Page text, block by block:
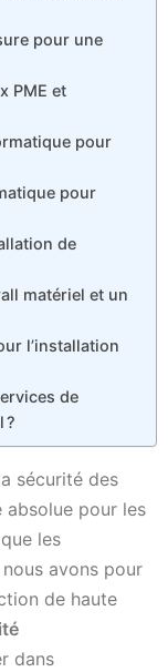
pour une
PME et
pour
pour
de
matériel et un
l’installation
de
?
sécurité des
absolue pour les
les
avons pour
de haute
dans